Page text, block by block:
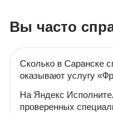
Вы часто
Сколько в Саранске
оказывают услугу
На Яндекс
проверенных